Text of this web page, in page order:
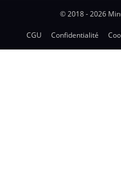
© 2018 - 2026
CGU Confidentialité